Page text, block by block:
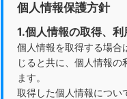
個人情報保護方針
1.個人情報の取得、
個人情報を取得する場合
じると共に、個人情報
ます。
取得した個人情報につい